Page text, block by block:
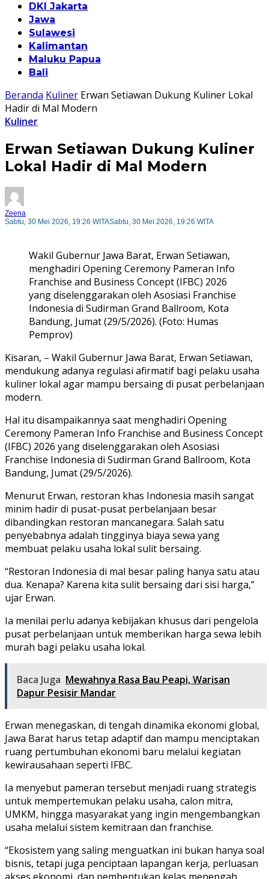
DKI Jakarta
Jawa
Sulawesi
Kalimantan
Maluku Papua
Bali
Beranda Kuliner Erwan Setiawan Dukung Kuliner Lokal
Hadir di Mal Modern
Kuliner
Erwan Setiawan Dukung Kuliner
Lokal Hadir di Mal Modern
Zeena
Sabtu, 30 Mei 2026, 19:26 WITASabtu, 30 Mei 2026, 19:26 WITA
Wakil Gubernur Jawa Barat, Erwan Setiawan,
menghadiri Opening Ceremony Pameran Info
Franchise and Business Concept (IFBC) 2026
yang diselenggarakan oleh Asosiasi Franchise
Indonesia di Sudirman Grand Ballroom, Kota
Bandung, Jumat (29/5/2026). (Foto: Humas
Pemprov)
Kisaran, – Wakil Gubernur Jawa Barat, Erwan Setiawan,
mendukung adanya regulasi afirmatif bagi pelaku usaha
kuliner lokal agar mampu bersaing di pusat perbelanjaan
modern.
Hal itu disampaikannya saat menghadiri Opening
Ceremony Pameran Info Franchise and Business Concept
(IFBC) 2026 yang diselenggarakan oleh Asosiasi
Franchise Indonesia di Sudirman Grand Ballroom, Kota
Bandung, Jumat (29/5/2026).
Menurut Erwan, restoran khas Indonesia masih sangat
minim hadir di pusat-pusat perbelanjaan besar
dibandingkan restoran mancanegara. Salah satu
penyebabnya adalah tingginya biaya sewa yang
membuat pelaku usaha lokal sulit bersaing.
“Restoran Indonesia di mal besar paling hanya satu atau
dua. Kenapa? Karena kita sulit bersaing dari sisi harga,”
ujar Erwan.
Ia menilai perlu adanya kebijakan khusus dari pengelola
pusat perbelanjaan untuk memberikan harga sewa lebih
murah bagi pelaku usaha lokal.
Baca Juga Mewahnya Rasa Bau Peapi, Warisan
Dapur Pesisir Mandar
Erwan menegaskan, di tengah dinamika ekonomi global,
Jawa Barat harus tetap adaptif dan mampu menciptakan
ruang pertumbuhan ekonomi baru melalui kegiatan
kewirausahaan seperti IFBC.
Ia menyebut pameran tersebut menjadi ruang strategis
untuk mempertemukan pelaku usaha, calon mitra,
UMKM, hingga masyarakat yang ingin mengembangkan
usaha melalui sistem kemitraan dan franchise.
“Ekosistem yang saling menguatkan ini bukan hanya soal
bisnis, tetapi juga penciptaan lapangan kerja, perluasan